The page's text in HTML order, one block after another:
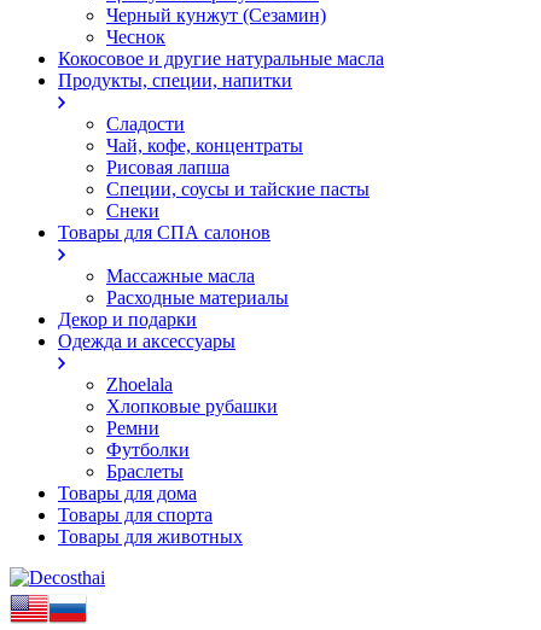
Черный кунжут (Сезамин)
Чеснок
Кокосовое и другие натуральные масла
Продукты, специи, напитки
Сладости
Чай, кофе, концентраты
Рисовая лапша
Специи, соусы и тайские пасты
Снеки
Товары для СПА салонов
Массажные масла
Расходные материалы
Декор и подарки
Одежда и аксессуары
Zhoelala
Хлопковые рубашки
Ремни
Футболки
Браслеты
Товары для дома
Товары для спорта
Товары для животных